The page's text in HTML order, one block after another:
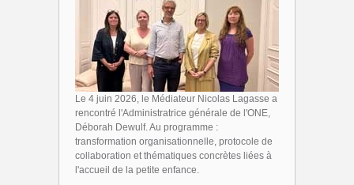
Le 4 juin 2026, le Médiateur Nicolas Lagasse a
rencontré l'Administratrice générale de l'ONE,
Déborah Dewulf. Au programme :
transformation organisationnelle, protocole de
collaboration et thématiques concrètes liées à
l'accueil de la petite enfance.